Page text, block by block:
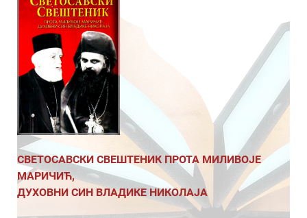
СВЕТОСАВСКИ СВЕШТЕНИК ПРОТА МИЛИВОЈЕ
МАРИЧИЋ,
ДУХОВНИ СИН ВЛАДИКЕ НИКОЛАЈА